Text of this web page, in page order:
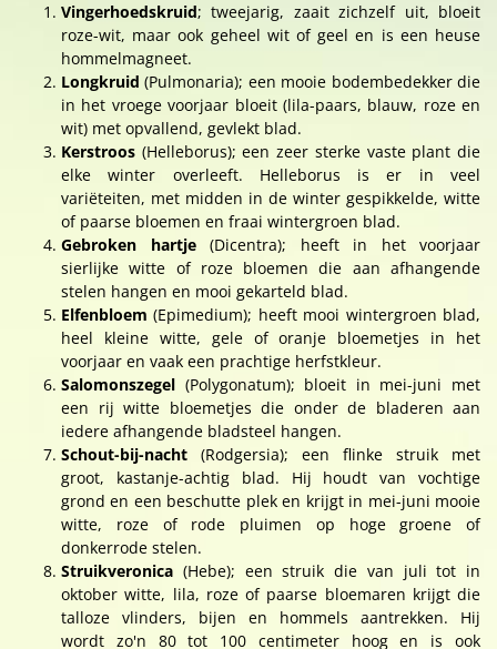
Vingerhoedskruid; tweejarig, zaait zichzelf uit, bloeit
roze-wit, maar ook geheel wit of geel en is een heuse
hommelmagneet.
Longkruid (Pulmonaria); een mooie bodembedekker die
in het vroege voorjaar bloeit (lila-paars, blauw, roze en
wit) met opvallend, gevlekt blad.
Kerstroos (Helleborus); een zeer sterke vaste plant die
elke winter overleeft. Helleborus is er in veel
variëteiten, met midden in de winter gespikkelde, witte
of paarse bloemen en fraai wintergroen blad.
Gebroken hartje(Dicentra); heeft in het voorjaar
sierlijke witte of roze bloemen die aan afhangende
stelen hangen en mooi gekarteld blad.
Elfenbloem (Epimedium); heeft mooi wintergroen blad,
heel kleine witte, gele of oranje bloemetjes in het
voorjaar en vaak een prachtige herfstkleur.
Salomonszegel (Polygonatum); bloeit in mei-juni met
een rij witte bloemetjes die onder de bladeren aan
iedere afhangende bladsteel hangen.
Schout-bij-nacht (Rodgersia); een flinke struik met
groot, kastanje-achtig blad. Hij houdt van vochtige
grond en een beschutte plek en krijgt in mei-juni mooie
witte, roze of rode pluimen op hoge groene of
donkerrode stelen.
Struikveronica (Hebe); een struik die van juli tot in
oktober witte, lila, roze of paarse bloemaren krijgt die
talloze vlinders, bijen en hommels aantrekken. Hij
wordt zo'n 80 tot 100 centimeter hoog en is ook